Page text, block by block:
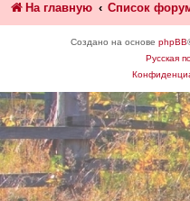
На главную Список
Создано на основе phpBB
Русская